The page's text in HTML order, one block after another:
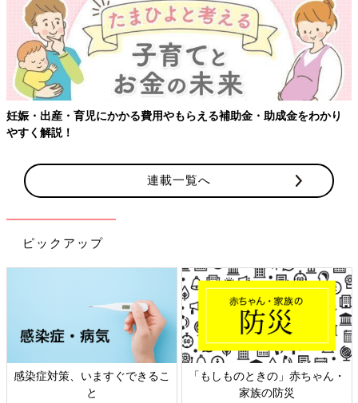
妊娠・出産・育児にかかる費用やもらえる補助金・助成金をわかり
やすく解説！
連載一覧へ
ピックアップ
感染症対策、いますぐできるこ
と
「もしものときの」赤ちゃん・
家族の防災